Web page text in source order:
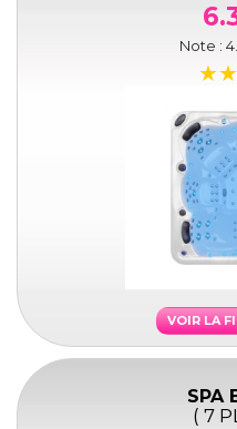
Note :
VOIR LA
SPA
( 7